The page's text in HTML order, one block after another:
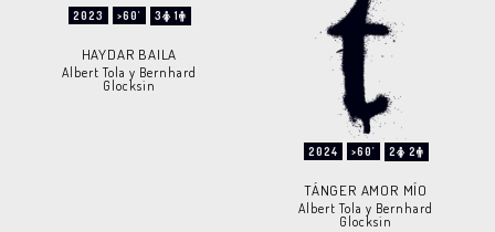
2023 >60' 3 1
HAYDAR BAILA
Albert Tola y Bernhard
Glocksin
2024 >60' 2 2
TÁNGER AMOR MÍO
Albert Tola y Bernhard
Glocksin